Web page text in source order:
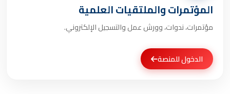
المؤتمرات والملتقيات العلمية
مؤتمرات، ندوات، وورش عمل والتسجيل الإلكتروني.
الدخول للمنصة